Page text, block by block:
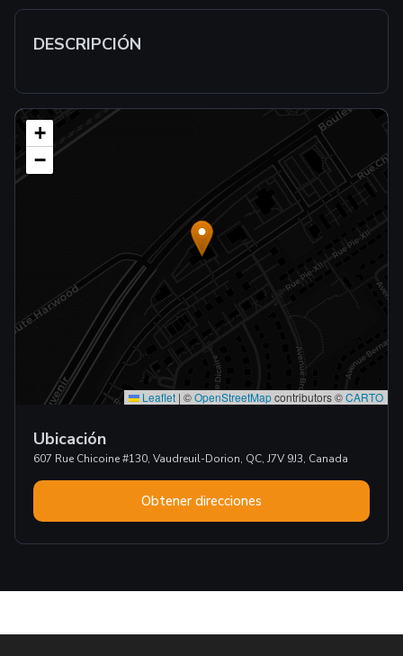
DESCRIPCIÓN
+
−
Leaflet | ©OpenStreetMapcontributors ©CARTO
Ubicación
607 Rue Chicoine #130, Vaudreuil-Dorion, QC, J7V 9J3, Canada
Obtener direcciones